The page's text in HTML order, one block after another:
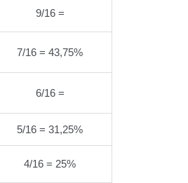
9/16 =
7/16 = 43,75%
6/16 =
5/16 = 31,25%
4/16 = 25%